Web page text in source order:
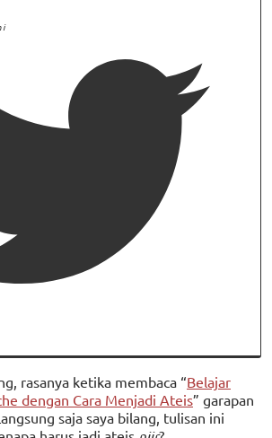
rasanya ketika membaca “Belajar
dengan Cara Menjadi Ateis” garapan
saja saya bilang, tulisan ini